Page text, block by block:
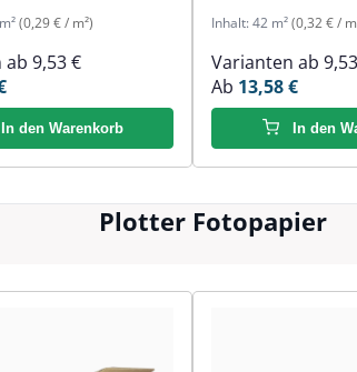
(0,29 € / m²)
ab 9,53 €
In den Warenkorb
Inhalt: 42 m²(0,32 € /
Varianten ab
Ab 13,58 €
In den
Plotter Fotopapier